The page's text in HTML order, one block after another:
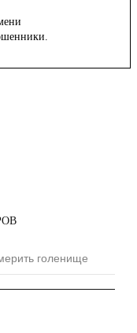
голенище